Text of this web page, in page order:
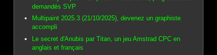
demandés SVP
Multipaint 2025.3 (21/10/2025), devenez un graphiste
accompli
Le secret d'Anubis par Titan, un jeu Amstrad CPC en
anglais et français